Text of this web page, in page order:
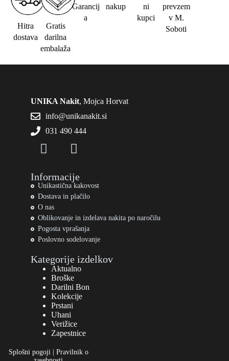
Hitra
dostava
Gratis
darilna
embalaža
Garancij
a
nakup
ni
kupci
prevzem
v M.
Soboti
UNIKA Nakit, Mojca Horvat
info@unikanakit.si
031 490 444
Informacije
Unikastična kakovost
Dostava in plačilo
O nas
Oblikovanje in izdelava nakita po naročilu
Pogosta vprašanja
Poslovno sodelovanje
Kategorije izdelkov
Aktualno
Broške
Darilni Bon
Kolekcije
Prstani
Uhani
Verižice
Zapestnice
Splošni pogoji| Pravilnik o